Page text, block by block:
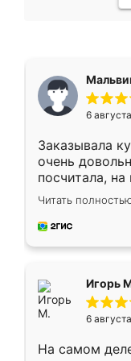
6
Заказывала
очень
посчитала,
Замерщик
делу со всей
за день,
Читать
Игорь
6
На самом